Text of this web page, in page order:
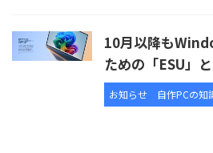
10月以降も
ための「ESU」
お知らせ 自作PCの知